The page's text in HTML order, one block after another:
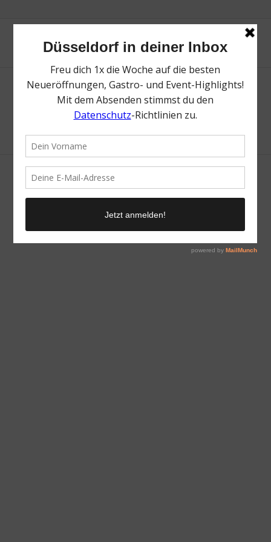
© Copyright - Mr. Düsseldorf 2026
FAQ
NEWSLETTER FÜR KOOPERATIONSPARTNER
IMPRESSUM & DATENSCHUTZ AGB WIDERRUFSRECHT